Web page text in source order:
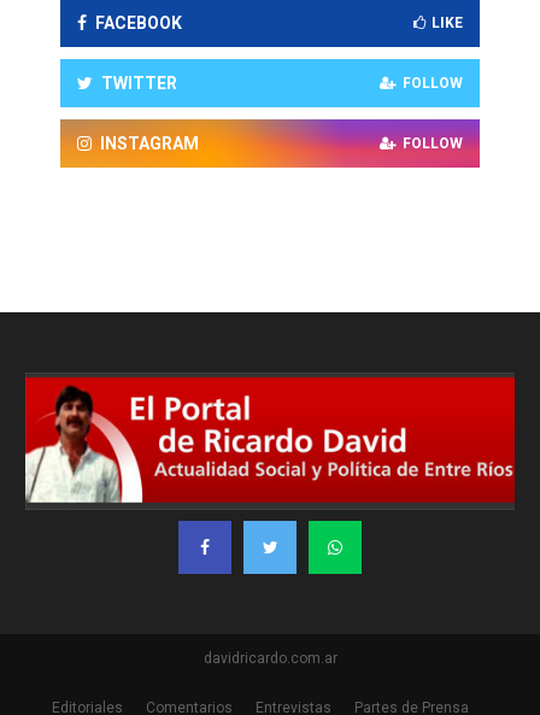
FACEBOOK LIKE
TWITTER FOLLOW
INSTAGRAM FOLLOW
davidricardo.com.ar
Editoriales Comentarios Entrevistas Partes de Prensa